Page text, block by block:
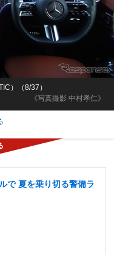
《写真撮影 中村孝仁》
）（8/37）
で 夏を乗り切る警備ラ